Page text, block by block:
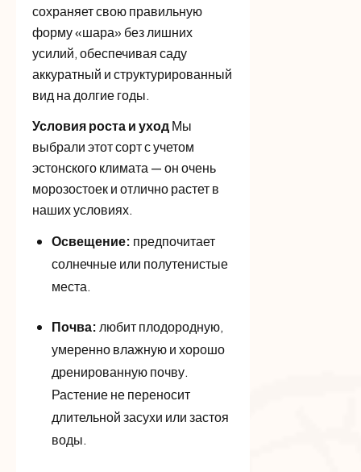
сохраняет свою правильную
форму «шара» без лишних
усилий, обеспечивая саду
аккуратный и структурированный
вид на долгие годы.
Условия роста и уходМы
выбрали этот сорт с учетом
эстонского климата — он очень
морозостоек и отлично растет в
наших условиях.
Освещение: предпочитает
солнечные или полутенистые
места.
Почва:любит плодородную,
умеренно влажную и хорошо
дренированную почву.
Растение не переносит
длительной засухи или застоя
воды.